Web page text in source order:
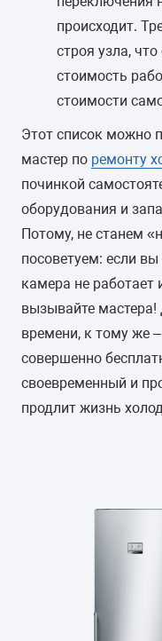
происходит.
строя узла, что
стоимость
стоимости
Этот список можно
мастер по ремонту
починкой
оборудования и
Потому, не станем
посоветуем: если
камера не работает
вызывайте
времени, к тому же
совершенно
своевременный и
продлит жизнь